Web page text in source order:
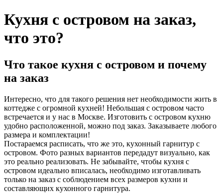
Кухня с островом на заказ,
что это?
Что такое кухня с островом и почему
на заказ
Интересно, что для такого решения нет необходимости жить в
коттедже с огромной кухней! Небольшая с островом часто
встречается и у нас в Москве. Изготовить с островом кухню
удобно расположенной, можно под заказ. Заказываете любого
размера и комплектации!
Постараемся расписать, что же это, кухонный гарнитур с
островом. Фото разных вариантов передадут визуально, как
это реально реализовать. Не забывайте, чтобы кухня с
островом идеально вписалась, необходимо изготавливать
только на заказ с соблюдением всех размеров кухни и
составляющих кухонного гарнитура.